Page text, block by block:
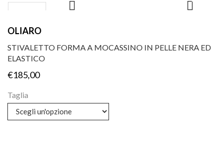
OLIARO
STIVALETTO FORMA A MOCASSINO IN PELLE NERA ED
ELASTICO
€185,00
Taglia